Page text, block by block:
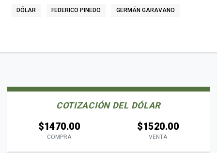
DÓLAR FEDERICO PINEDO GERMÁN GARAVANO
COTIZACIÓN DEL DÓLAR
$1470.00
COMPRA
$1520.00
VENTA